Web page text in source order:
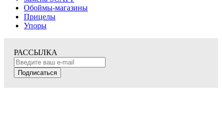
Обоймы-магазины
Прицелы
Упоры
РАССЫЛКА
Подписаться